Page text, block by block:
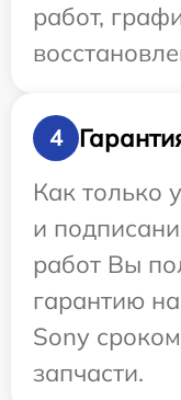
работ,
4
Как только
и
работ Вы
гарантию
Sony
запчасти.